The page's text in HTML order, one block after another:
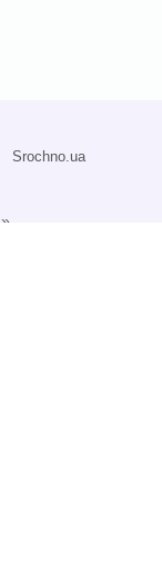
Srochno.ua
»